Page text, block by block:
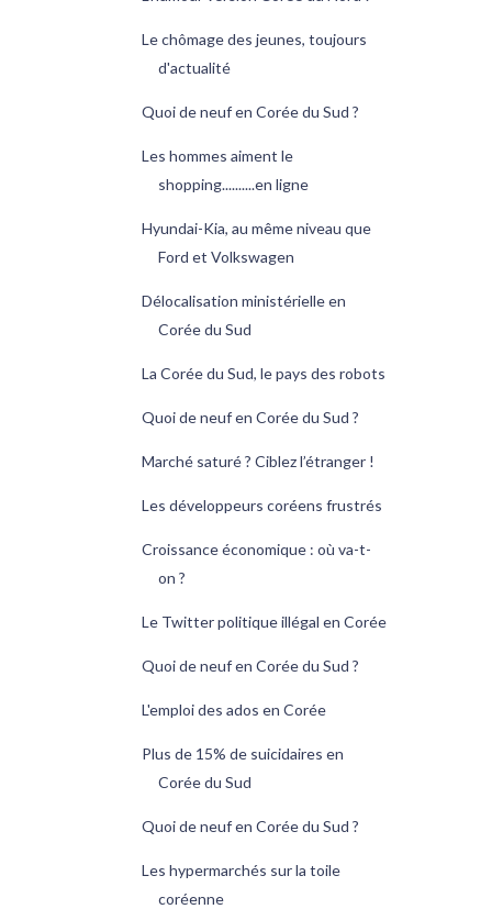
Le chômage des jeunes, toujours
d'actualité
Quoi de neuf en Corée du Sud ?
Les hommes aiment le
shopping..........en ligne
Hyundai-Kia, au même niveau que
Ford et Volkswagen
Délocalisation ministérielle en
Corée du Sud
La Corée du Sud, le pays des robots
Quoi de neuf en Corée du Sud ?
Marché saturé ? Ciblez l’étranger !
Les développeurs coréens frustrés
Croissance économique : où va-t-
on ?
Le Twitter politique illégal en Corée
Quoi de neuf en Corée du Sud ?
L'emploi des ados en Corée
Plus de 15% de suicidaires en
Corée du Sud
Quoi de neuf en Corée du Sud ?
Les hypermarchés sur la toile
coréenne